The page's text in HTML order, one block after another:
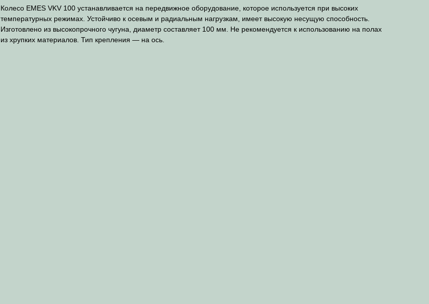
Колесо EMES VKV 100 устанавливается на передвижное оборудование, которое используется при высоких
температурных режимах. Устойчиво к осевым и радиальным нагрузкам, имеет высокую несущую способность.
Изготовлено из высокопрочного чугуна, диаметр составляет 100 мм. Не рекомендуется к использованию на полах
из хрупких материалов. Тип крепления — на ось.